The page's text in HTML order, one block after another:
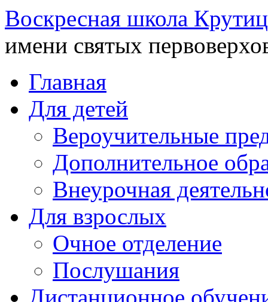
Воскресная школа
имени святых
Главная
Для детей
Вероучительные
Дополнительное
Внеурочная
Для взрослых
Очное отделение
Послушания